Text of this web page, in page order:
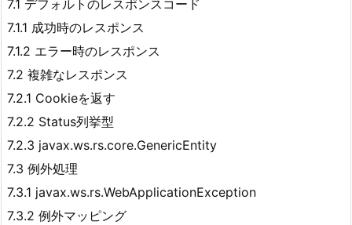
7.1 デフォルトのレスポンスコード
7.1.1 成功時のレスポンス
7.1.2 エラー時のレスポンス
7.2 複雑なレスポンス
7.2.1 Cookieを返す
7.2.2 Status列挙型
7.2.3 javax.ws.rs.core.GenericEntity
7.3 例外処理
7.3.1 javax.ws.rs.WebApplicationException
7.3.2 例外マッピング